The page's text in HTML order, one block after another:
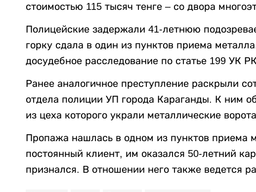
стоимостью 115 тысяч тенге – со двора
Полицейские задержали 41-летнюю
горку сдала в один из пунктов приема
досудебное расследование по статье 199 УК
Ранее аналогичное преступление раскрыли
отдела полиции УП города Караганды. К ним
из цеха которого украли металлические
Пропажа нашлась в одном из пунктов приема
постоянный клиент, им оказался 50-летний
признался. В отношении него также ведется